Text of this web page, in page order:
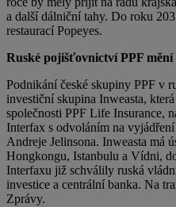
a další dálniční tahy. Do roku
restaurací Popeyes.
Ruské pojišťovnictví PPF mění
Podnikání české skupiny PPF v
investiční skupina Inweasta,
společnosti PPF Life Insurance,
Interfax s odvoláním na
Andreje Jelinsona. Inweasta má
Hongkongu, Istanbulu a Vídni,
Interfaxu již schválily ruská
investice a centrální banka. Na
Zprávy.